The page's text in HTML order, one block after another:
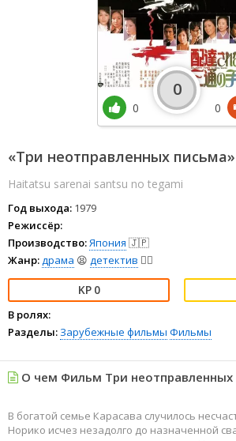
«Три неотправленных письма»
Haitatsu sarenai santsu no tegami
Год выхода: 1979
Режиссёр:
Производство:Япония 🇯🇵
Жанр:драма 😫 детектив 🕵️‍♂️
0
В ролях:
Разделы: Зарубежные фильмы Фильмы
0
0
0
О чем Фильм Три неотправленных
В богатой семье Карасава случилось
Норико исчез незадолго до назначенной